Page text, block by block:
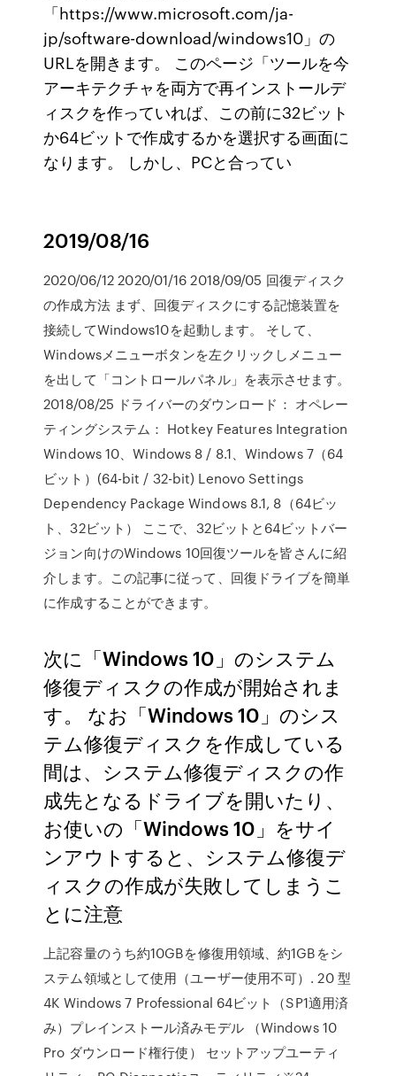
「https://www.microsoft.com/ja-
jp/software-download/windows10」の
URLを開きます。 このページ「ツールを今
アーキテクチャを両方で再インストールデ
ィスクを作っていれば、この前に32ビット
か64ビットで作成するかを選択する画面に
なります。 しかし、PCと合ってい
2019/08/16
2020/06/12 2020/01/16 2018/09/05 回復ディスク
の作成方法 まず、回復ディスクにする記憶装置を
接続してWindows10を起動します。 そして、
Windowsメニューボタンを左クリックしメニュー
を出して「コントロールパネル」を表示させます。
2018/08/25 ドライバーのダウンロード： オペレー
ティングシステム： Hotkey Features Integration
Windows 10、Windows 8 / 8.1、Windows 7（64
ビット）(64-bit / 32-bit) Lenovo Settings
Dependency Package Windows 8.1, 8（64ビッ
ト、32ビット） ここで、32ビットと64ビットバー
ジョン向けのWindows 10回復ツールを皆さんに紹
介します。この記事に従って、回復ドライブを簡単
に作成することができます。
次に「Windows 10」のシステム
修復ディスクの作成が開始されま
す。 なお「Windows 10」のシス
テム修復ディスクを作成している
間は、システム修復ディスクの作
成先となるドライブを開いたり、
お使いの「Windows 10」をサイ
ンアウトすると、システム修復デ
ィスクの作成が失敗してしまうこ
とに注意
上記容量のうち約10GBを修復用領域、約1GBをシ
ステム領域として使用（ユーザー使用不可）. 20 型
4K Windows 7 Professional 64ビット（SP1適用済
み）プレインストール済みモデル （Windows 10
Pro ダウンロード権行使） セットアップユーティ